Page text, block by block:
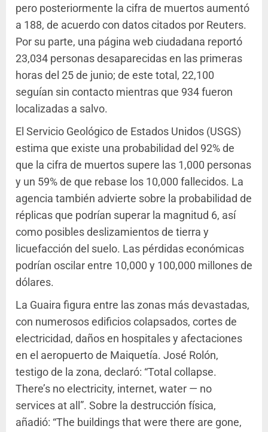
pero posteriormente la cifra de muertos aumentó
a 188, de acuerdo con datos citados por Reuters.
Por su parte, una página web ciudadana reportó
23,034 personas desaparecidas en las primeras
horas del 25 de junio; de este total, 22,100
seguían sin contacto mientras que 934 fueron
localizadas a salvo.
El Servicio Geológico de Estados Unidos (USGS)
estima que existe una probabilidad del 92% de
que la cifra de muertos supere las 1,000 personas
y un 59% de que rebase los 10,000 fallecidos. La
agencia también advierte sobre la probabilidad de
réplicas que podrían superar la magnitud 6, así
como posibles deslizamientos de tierra y
licuefacción del suelo. Las pérdidas económicas
podrían oscilar entre 10,000 y 100,000 millones de
dólares.
La Guaira figura entre las zonas más devastadas,
con numerosos edificios colapsados, cortes de
electricidad, daños en hospitales y afectaciones
en el aeropuerto de Maiquetía. José Rolón,
testigo de la zona, declaró: “Total collapse.
There’s no electricity, internet, water — no
services at all”. Sobre la destrucción física,
añadió: “The buildings that were there are gone,